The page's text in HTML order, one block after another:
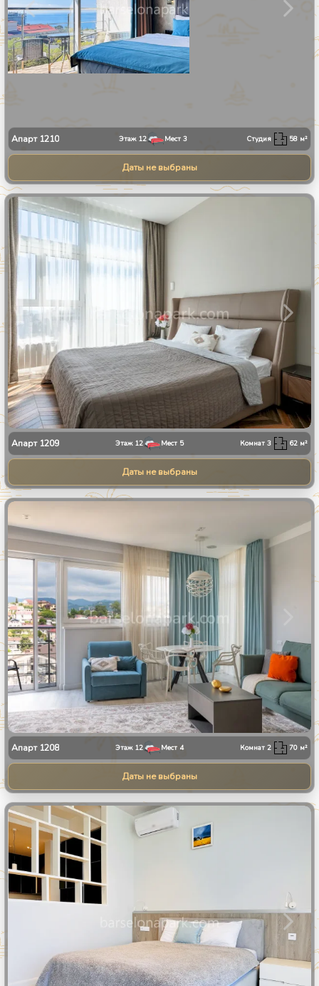
Апарт 1210 Этаж 12 Мест 3 Студия 58 м²
Даты не выбраны
Апарт 1209 Этаж 12 Мест 5 Комнат3 62 м²
Даты не выбраны
Апарт 1208 Этаж 12 Мест 4 Комнат2 70 м²
Даты не выбраны